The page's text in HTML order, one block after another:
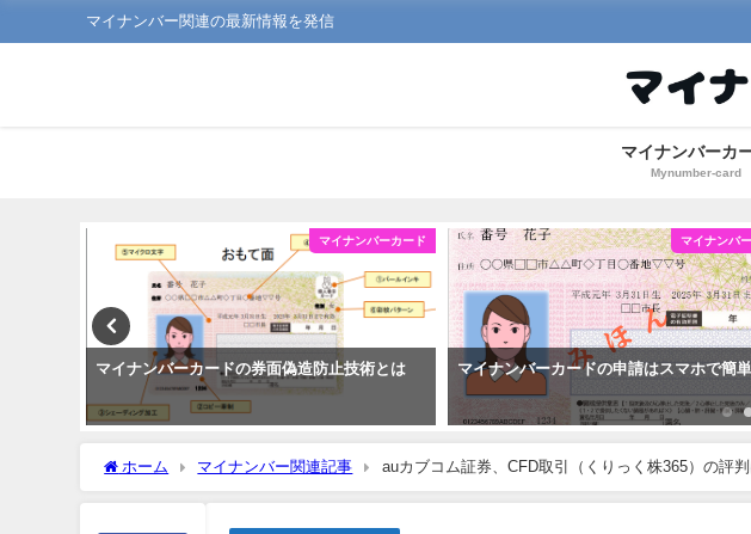
マイナンバー関連の最新情報を発信
マイナンバーカ
Mynumber-card
マイナンバーカード
マイナンバーカードの券面偽造防止技術とは
マイナンバ
マイナンバーカードの申請はスマホで簡単
ホーム マイナンバー関連記事 auカブコム証券、CFD取引（くりっく株365）の評